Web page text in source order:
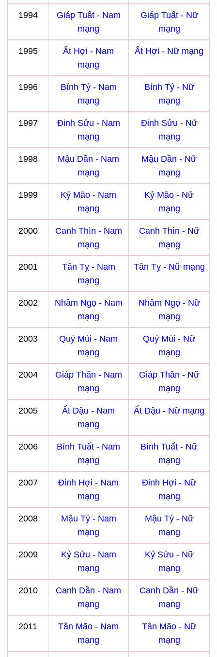
1994
Giáp Tuất - Nam
mạng
Giáp Tuất - Nữ
mạng
1995
Ất Hợi - Nam
mạng
Ất Hợi - Nữ mạng
1996
Bính Tý - Nam
mạng
Bính Tý - Nữ
mạng
1997
Đinh Sửu - Nam
mạng
Đinh Sửu - Nữ
mạng
1998
Mậu Dần - Nam
mạng
Mậu Dần - Nữ
mạng
1999
Kỷ Mão - Nam
mạng
Kỷ Mão - Nữ
mạng
2000
Canh Thìn - Nam
mạng
Canh Thìn - Nữ
mạng
2001
Tân Tỵ - Nam
mạng
Tân Tỵ - Nữ mạng
2002
Nhâm Ngọ - Nam
mạng
Nhâm Ngọ - Nữ
mạng
2003
Quý Mùi - Nam
mạng
Quý Mùi - Nữ
mạng
2004
Giáp Thân - Nam
mạng
Giáp Thân - Nữ
mạng
2005
Ất Dậu - Nam
mạng
Ất Dậu - Nữ mạng
2006
Bính Tuất - Nam
mạng
Bính Tuất - Nữ
mạng
2007
Đinh Hợi - Nam
mạng
Đinh Hợi - Nữ
mạng
2008
Mậu Tý - Nam
mạng
Mậu Tý - Nữ
mạng
2009
Kỷ Sửu - Nam
mạng
Kỷ Sửu - Nữ
mạng
2010
Canh Dần - Nam
mạng
Canh Dần - Nữ
mạng
2011
Tân Mão - Nam
mạng
Tân Mão - Nữ
mạng